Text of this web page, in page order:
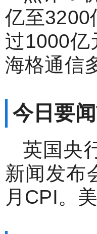
亿至3200
过1000亿
海格通信
今日要
英国央
新闻发布
月CPI。